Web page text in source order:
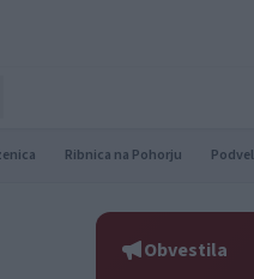
Ribnica na Pohorju
Obvestila